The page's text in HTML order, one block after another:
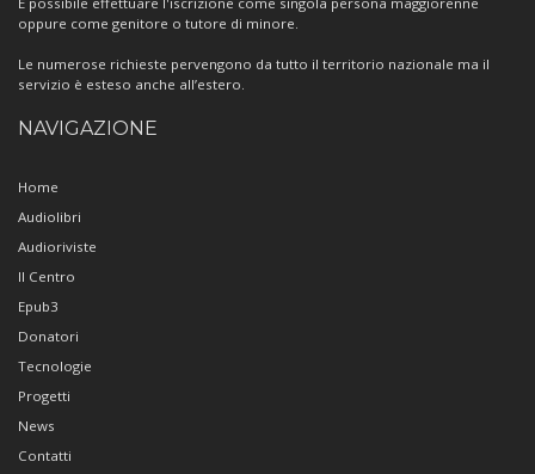
oppure come genitore o tutore di minore.
Le numerose richieste pervengono da tutto il territorio nazionale ma il
servizio è esteso anche all’estero.
NAVIGAZIONE
Home
Audiolibri
Audioriviste
Il Centro
Epub3
Donatori
Tecnologie
Progetti
News
Contatti